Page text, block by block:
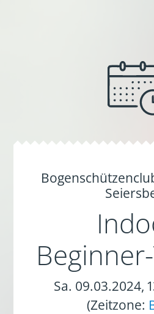
Sa. 09.03.2024,
(Zeitzone: